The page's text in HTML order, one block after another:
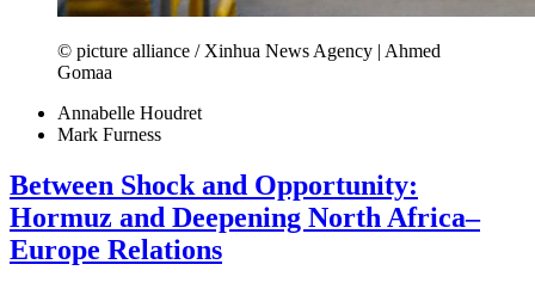
© picture alliance / Xinhua News Agency | Ahmed
Gomaa
Annabelle Houdret
Mark Furness
Between Shock and Opportunity:
Hormuz and Deepening North Africa–
Europe Relations